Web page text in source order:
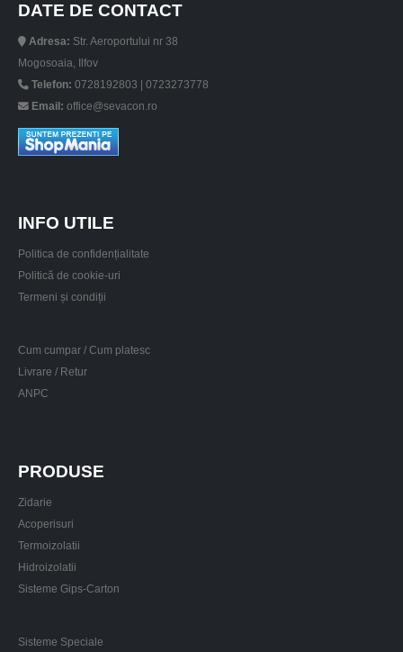
DATE DE CONTACT
Adresa: Str. Aeroportului nr 38
Mogosoaia, Ilfov
Telefon: 0728192803 | 0723273778
Email: office@sevacon.ro
INFO UTILE
Politica de confidențialitate
Politică de cookie-uri
Termeni și condiții
Cum cumpar / Cum platesc
Livrare / Retur
ANPC
PRODUSE
Zidarie
Acoperisuri
Termoizolatii
Hidroizolatii
Sisteme Gips-Carton
Sisteme Speciale